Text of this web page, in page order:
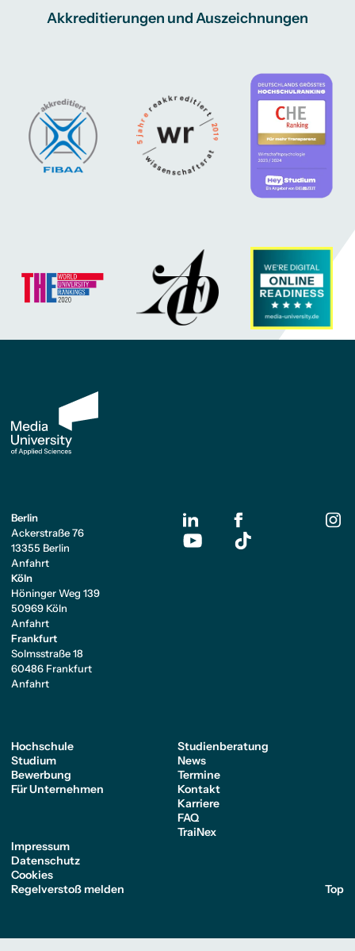
Akkreditierungen und Auszeichnungen
Berlin
Ackerstraße 76
13355 Berlin
Anfahrt
Köln
Höninger Weg 139
50969 Köln
Anfahrt
Frankfurt
Solmsstraße 18
60486 Frankfurt
Anfahrt
Hochschule
Studium
Bewerbung
Für Unternehmen
Studienberatung
News
Termine
Kontakt
Karriere
FAQ
TraiNex
Impressum
Datenschutz
Cookies
Regelverstoß melden
Top